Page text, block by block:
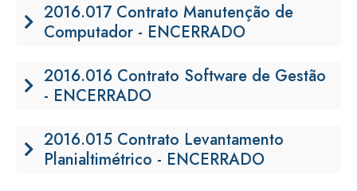
2016.017 Contrato Manutenção de
Computador - ENCERRADO
2016.016 Contrato Software de Gestão
- ENCERRADO
2016.015 Contrato Levantamento
Planialtimétrico - ENCERRADO